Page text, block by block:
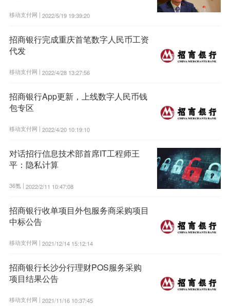
移动支付网 | 2022/5/19 19:39:20
招商银行完成重庆首笔数字人民币工资
代发
移动支付网 | 2022/4/28 13:27:56
招商银行App更新，上线数字人民币钱
包专区
移动支付网 | 2022/4/20 10:19:10
对话招行信息技术部首席IT工程师王
平：隐私计算
36氪 | 2022/2/11 10:47:08
招商银行收单项目外包服务商采购项目
中标公告
移动支付网 | 2021/12/14 15:12:14
招商银行长沙分行理财POS服务采购
项目结果公告
移动支付网 | 2021/11/16 10:37:45